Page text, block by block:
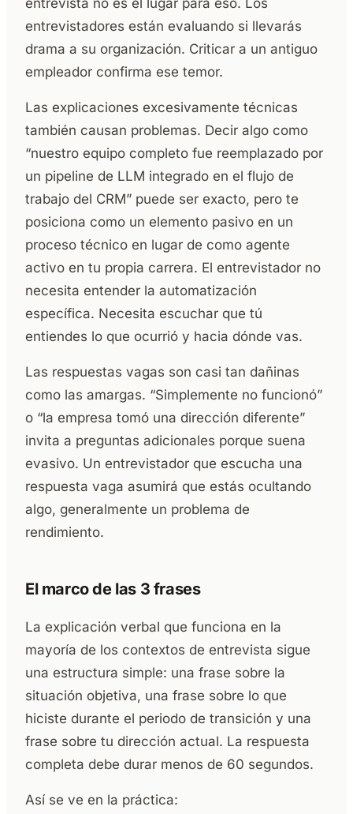
entrevista no es el lugar para eso. Los
entrevistadores están evaluando si llevarás
drama a su organización. Criticar a un antiguo
empleador confirma ese temor.
Las explicaciones excesivamente técnicas
también causan problemas. Decir algo como
“nuestro equipo completo fue reemplazado por
un pipeline de LLM integrado en el flujo de
trabajo del CRM” puede ser exacto, pero te
posiciona como un elemento pasivo en un
proceso técnico en lugar de como agente
activo en tu propia carrera. El entrevistador no
necesita entender la automatización
específica. Necesita escuchar que tú
entiendes lo que ocurrió y hacia dónde vas.
Las respuestas vagas son casi tan dañinas
como las amargas. “Simplemente no funcionó”
o “la empresa tomó una dirección diferente”
invita a preguntas adicionales porque suena
evasivo. Un entrevistador que escucha una
respuesta vaga asumirá que estás ocultando
algo, generalmente un problema de
rendimiento.
El marco de las 3 frases
La explicación verbal que funciona en la
mayoría de los contextos de entrevista sigue
una estructura simple: una frase sobre la
situación objetiva, una frase sobre lo que
hiciste durante el periodo de transición y una
frase sobre tu dirección actual. La respuesta
completa debe durar menos de 60 segundos.
Así se ve en la práctica: